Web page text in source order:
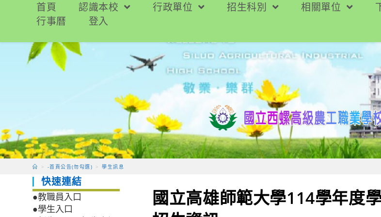
要
首頁 認識本校 行政單位 招生科別 相關單位
行事曆
登入
> -首頁公告(勿勾選) > 學生訊息
國立高雄師範大學114學年度
快速連結
●教職員入口
●學生入口